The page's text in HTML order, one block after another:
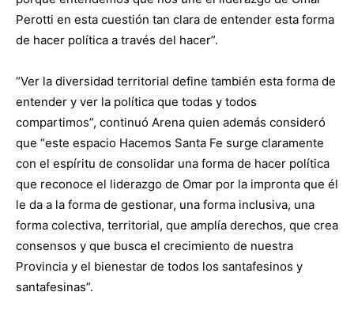
Perotti en esta cuestión tan clara de entender esta forma
de hacer política a través del hacer”.
“Ver la diversidad territorial define también esta forma de
entender y ver la política que todas y todos
compartimos”, continuó Arena quien además consideró
que “este espacio Hacemos Santa Fe surge claramente
con el espíritu de consolidar una forma de hacer política
que reconoce el liderazgo de Omar por la impronta que él
le da a la forma de gestionar, una forma inclusiva, una
forma colectiva, territorial, que amplía derechos, que crea
consensos y que busca el crecimiento de nuestra
Provincia y el bienestar de todos los santafesinos y
santafesinas”.